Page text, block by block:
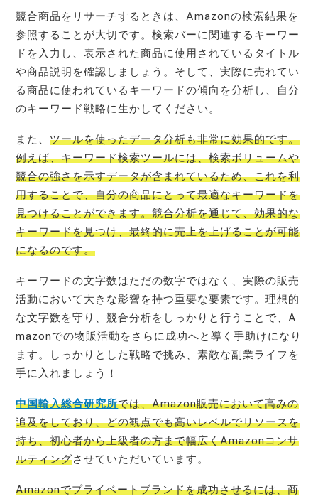
競合商品をリサーチするときは、Amazonの検索結果を
参照することが大切です。検索バーに関連するキーワー
ドを入力し、表示された商品に使用されているタイトル
や商品説明を確認しましょう。そして、実際に売れてい
る商品に使われているキーワードの傾向を分析し、自分
のキーワード戦略に生かしてください。
また、ツールを使ったデータ分析も非常に効果的です。
例えば、キーワード検索ツールには、検索ボリュームや
競合の強さを示すデータが含まれているため、これを利
用することで、自分の商品にとって最適なキーワードを
見つけることができます。競合分析を通じて、効果的な
キーワードを見つけ、最終的に売上を上げることが可能
になるのです。
キーワードの文字数はただの数字ではなく、実際の販売
活動において大きな影響を持つ重要な要素です。理想的
な文字数を守り、競合分析をしっかりと行うことで、A
mazonでの物販活動をさらに成功へと導く手助けになり
ます。しっかりとした戦略で挑み、素敵な副業ライフを
手に入れましょう！
中国輸入総合研究所では、Amazon販売において高みの
追及をしており、どの観点でも高いレベルでリソースを
持ち、初心者から上級者の方まで幅広くAmazonコンサ
ルティングさせていただいています。
Amazonでプライベートブランドを成功させるには、商